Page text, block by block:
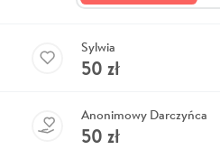
Sylwia
50 zł
Anonimowy Darczyńca
50 zł